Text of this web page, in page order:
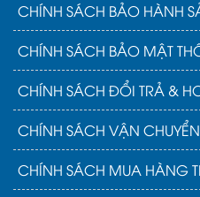
CHÍNH SÁCH BẢO HÀNH
CHÍNH SÁCH BẢO MẬT
CHÍNH SÁCH ĐỔI TRẢ &
CHÍNH SÁCH VẬN CHUYỂN
CHÍNH SÁCH MUA HÀNG